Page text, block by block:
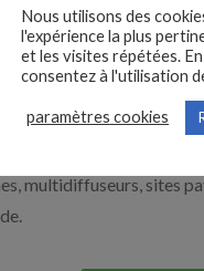
l’industrie par
aider à recruter en
Nos
multidiffuseurs, sites
Nous utilisons des
l'expérience la plus
et les visites répétées.
consentez à l'utilisation
paramètres cookies